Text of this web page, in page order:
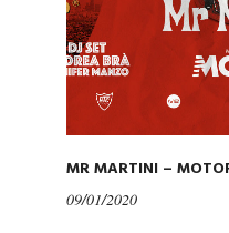
MR MARTINI –
09/01/2020